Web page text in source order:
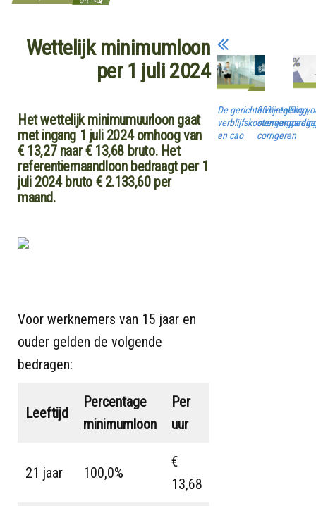
Wettelijk minimumloon
per 1 juli 2024
Het wettelijk minimumuurloon gaat
met ingang 1 juli 2024 omhoog van
€ 13,27 naar € 13,68 bruto. Het
referentiemaandloon bedraagt per 1
juli 2024 bruto € 2.133,60 per
maand.
Voor werknemers van 15 jaar en
ouder gelden de volgende
bedragen:
Leeftijd
Percentage
minimumloon
Per
uur
21 jaar 100,0%
€
13,68
De gerichte vrijstelling
en cao
30%-regeling,
corrigeren